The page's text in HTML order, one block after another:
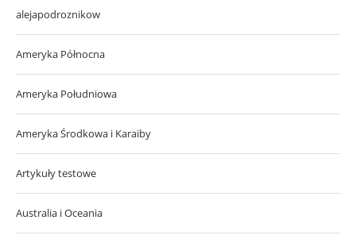
alejapodroznikow
Ameryka Północna
Ameryka Południowa
Ameryka Środkowa i Karaiby
Artykuły testowe
Australia i Oceania